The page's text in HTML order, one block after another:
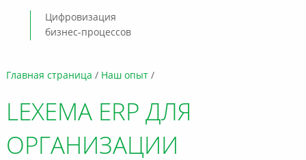
Главная страница Наш опыт
LEXEMA ERP ДЛЯ
ОРГАНИЗАЦИИ
Цифровизация
бизнес-процессов